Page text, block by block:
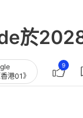
於
港01》
9